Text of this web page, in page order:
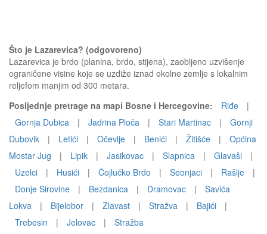
Što je Lazarevica? (odgovoreno)
Lazarevica je brdo (planina, brdo, stijena), zaobljeno uzvišenje
ograničene visine koje se uzdiže iznad okolne zemlje s lokalnim
reljefom manjim od 300 metara.
Posljednje pretrage na mapi Bosne i Hercegovine:
Riđe
|
Gornja Dubica
| Jadrina Ploča | Stari Martinac |
Gornji
Dubovik
| Letići | Očevlje | Benići | Žitišće |
Općina
Mostar Jug
| Lipik | Jasikovac | Slapnica | Glavaši
|
Uzelci
| Husići | Čojlučko Brdo | Seonjaci | Rašlje
|
Donje Sirovine
| Bezdanica | Dramovac |
Savića
Lokva
| Bijelobor | Zlavast | Stražva | Bajići
|
Trebesin
| Jelovac | Stražba